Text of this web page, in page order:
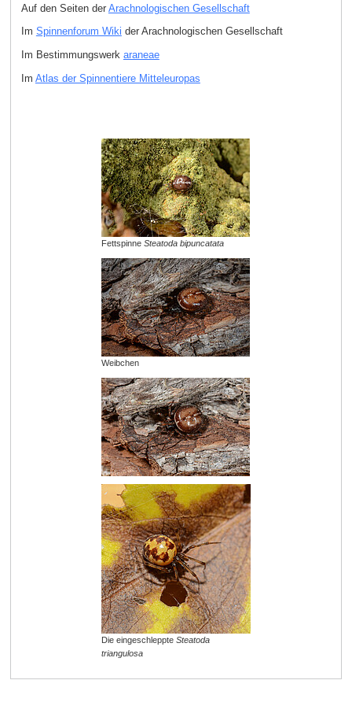
Auf den Seiten der Arachnologischen Gesellschaft
Im Spinnenforum Wiki der Arachnologischen Gesellschaft
Im Bestimmungswerk araneae
Im Atlas der Spinnentiere Mitteleuropas
Fettspinne Steatoda bipuncatata
Weibchen
Die eingeschleppte Steatoda
triangulosa